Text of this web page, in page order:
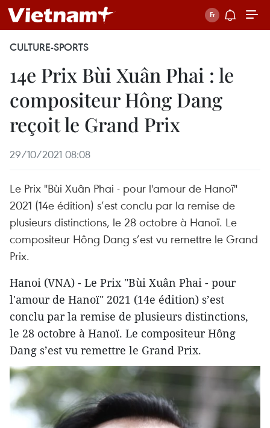
CULTURE-SPORTS
14e Prix Bùi Xuân Phai : le
compositeur Hông Dang
reçoit le Grand Prix
29/10/2021 08:08
Le Prix "Bùi Xuân Phai - pour l'amour de Hanoï"
2021 (14e édition) s’est conclu par la remise de
plusieurs distinctions, le 28 octobre à Hanoï. Le
compositeur Hông Dang s’est vu remettre le Grand
Prix.
Hanoi (VNA) - Le Prix "Bùi Xuân Phai - pour
l'amour de Hanoï" 2021 (14e édition) s’est
conclu par la remise de plusieurs distinctions,
le 28 octobre à Hanoï. Le compositeur Hông
Dang s’est vu remettre le Grand Prix.